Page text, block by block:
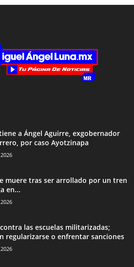
a Ángel Aguirre, exgobernador
por caso Ayotzinapa
muere tras ser arrollado por un tren
en...
contra las escuelas militarizadas;
regularizarse o enfrentar sanciones